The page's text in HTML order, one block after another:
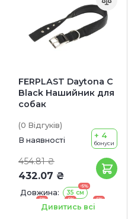
FERPLAST Daytona C
Black Нашийник для
собак
(0 Відгуків)
В наявності
454.81 ₴
432.07 ₴
+ 4
бонуси
Довжина:
-5%
35 см
-5% -5%
45 см
-5%
53 см
-5% -5%
Дивитись всі